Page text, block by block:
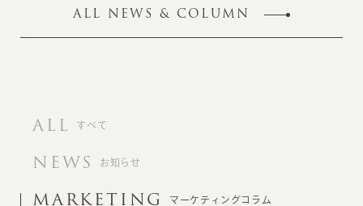
ALL NEWS & COLUMN
ALL すべて
NEWS お知らせ
MARKETING マーケティングコラム